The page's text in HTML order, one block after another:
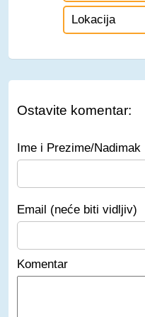
Lokacija
Ostavite komentar:
Ime i Prezime/Nadimak
Email (neće biti vidljiv)
Komentar